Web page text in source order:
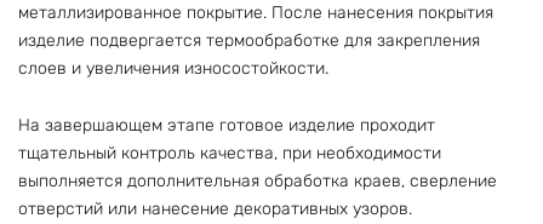
металлизированное покрытие. После нанесения покрытия
изделие подвергается термообработке для закрепления
слоев и увеличения износостойкости.
На завершающем этапе готовое изделие проходит
тщательный контроль качества, при необходимости
выполняется дополнительная обработка краев, сверление
отверстий или нанесение декоративных узоров.